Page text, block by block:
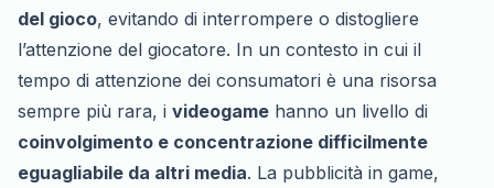
del gioco, evitando di interrompere o distogliere
l’attenzione del giocatore. In un contesto in cui il
tempo di attenzione dei consumatori è una risorsa
sempre più rara, i videogame hanno un livello di
coinvolgimento e concentrazione difficilmente
eguagliabile da altri media. La pubblicità in game,